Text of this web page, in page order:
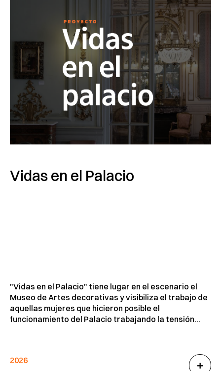
Vidas en el Palacio
"Vidas en el Palacio" tiene lugar en el escenario el
Museo de Artes decorativas y visibiliza el trabajo de
aquellas mujeres que hicieron posible el
funcionamiento del Palacio trabajando la tensión...
2026